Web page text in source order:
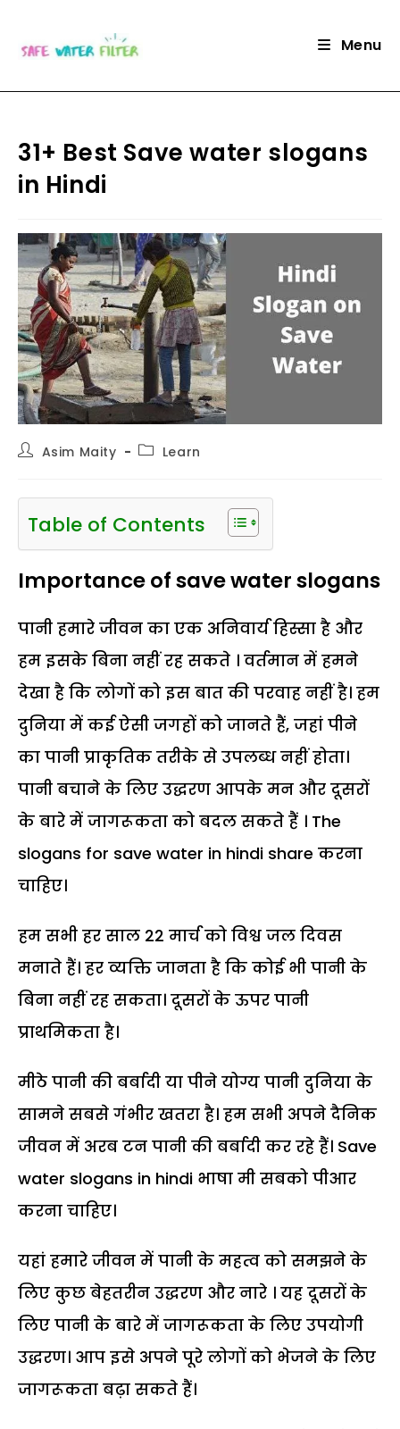
content
Menu
31+ Best Save water slogans
in Hindi
PostAsim Maity
PostLearn
Table of Contents
Importance of save water slogans
पानी हमारे जीवन का एक अनिवार्य हिस्सा है और
हम इसके बिना नहीं रह सकते । वर्तमान में हमने
देखा है कि लोगों को इस बात की परवाह नहीं है। हम
दुनिया में कई ऐसी जगहों को जानते हैं, जहां पीने
का पानी प्राकृतिक तरीके से उपलब्ध नहीं होता।
पानी बचाने के लिए उद्धरण आपके मन और दूसरों
के बारे में जागरूकता को बदल सकते हैं । The
slogans for save water in hindi share करना
चाहिए।
हम सभी हर साल 22 मार्च को विश्व जल दिवस
मनाते हैं। हर व्यक्ति जानता है कि कोई भी पानी के
बिना नहीं रह सकता। दूसरों के ऊपर पानी
प्राथमिकता है।
मीठे पानी की बर्बादी या पीने योग्य पानी दुनिया के
सामने सबसे गंभीर खतरा है। हम सभी अपने दैनिक
जीवन में अरब टन पानी की बर्बादी कर रहे हैं। Save
water slogans in hindi भाषा मी सबको पीआर
करना चाहिए।
यहां हमारे जीवन में पानी के महत्व को समझने के
लिए कुछ बेहतरीन उद्धरण और नारे । यह दूसरों के
लिए पानी के बारे में जागरूकता के लिए उपयोगी
उद्धरण। आप इसे अपने पूरे लोगों को भेजने के लिए
जागरूकता बढ़ा सकते हैं।